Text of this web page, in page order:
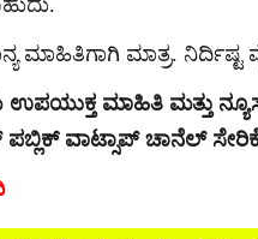
ಮಾಹಿತಿಗಾಗಿ ಮಾತ್ರ. ನಿರ್ದಿಷ್ಟ
ಉಪಯುಕ್ತ ಮಾಹಿತಿ ಮತ್ತು
ವಾಟ್ಸಾಪ್ ಚಾನೆಲ್